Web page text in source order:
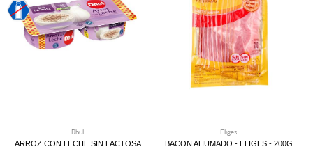
Dhul
ARROZ CON LECHE SIN LACTOSA
Eliges
BACON AHUMADO - ELIGES - 200G